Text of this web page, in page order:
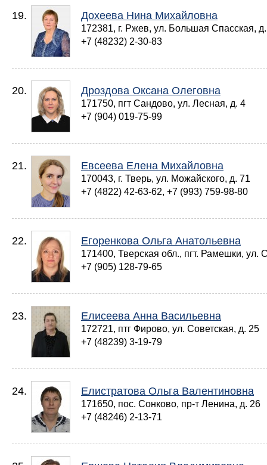
19. Дохеева Нина Михайловна
172381, г. Ржев, ул. Большая Спасская,
+7 (48232) 2-30-83
20. Дроздова Оксана Олеговна
171750, пгт Сандово, ул. Лесная, д. 4
+7 (904) 019-75-99
21. Евсеева Елена Михайловна
170043, г. Тверь, ул. Можайского, д. 71
+7 (4822) 42-63-62, +7 (993) 759-98-80
22. Егоренкова Ольга Анатольевна
171400, Тверская обл., пгт. Рамешки, ул.
+7 (905) 128-79-65
23. Елисеева Анна Васильевна
172721, птг Фирово, ул. Советская, д. 25
+7 (48239) 3-19-79
24. Елистратова Ольга Валентиновна
171650, пос. Сонково, пр-т Ленина, д. 26
+7 (48246) 2-13-71